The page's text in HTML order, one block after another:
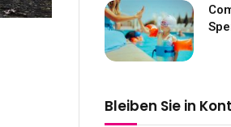
Bleiben Sie in